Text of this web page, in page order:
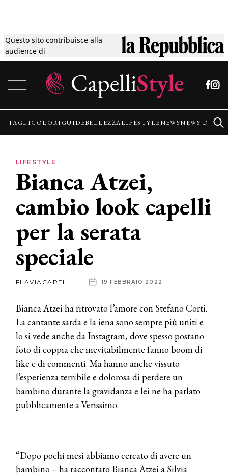
Questo sito contribuisce alla
audience di
Tagli
Colori
Guide
Lifestyle
News
News
dalle
TAGLICOLORI GUIDEBELLEZZALIFESTYLENEWSNEWS
LIFESTYLE
Bianca Atzei,
cambio look capelli
per la serata
speciale
FLAVIACAPELLI 19 FEBBRAIO 2022
Bianca Atzei ha ritrovato l’amore con Stefano Corti.
La cantante sarda e la iena sono sempre più uniti e
lo si vede anche da Instagram, dove spesso postano
foto di coppia che inevitabilmente fanno boom di
like e di commenti. Ma hanno anche vissuto
l’esperienza terribile e dolorosa di perdere un
bambino durante la gravidanza e lei ne ha parlato
pubblicamente a Verissimo.
“Dopo pochi mesi abbiamo cercato di avere un
bambino – ha raccontato Bianca Atzei a Silvia